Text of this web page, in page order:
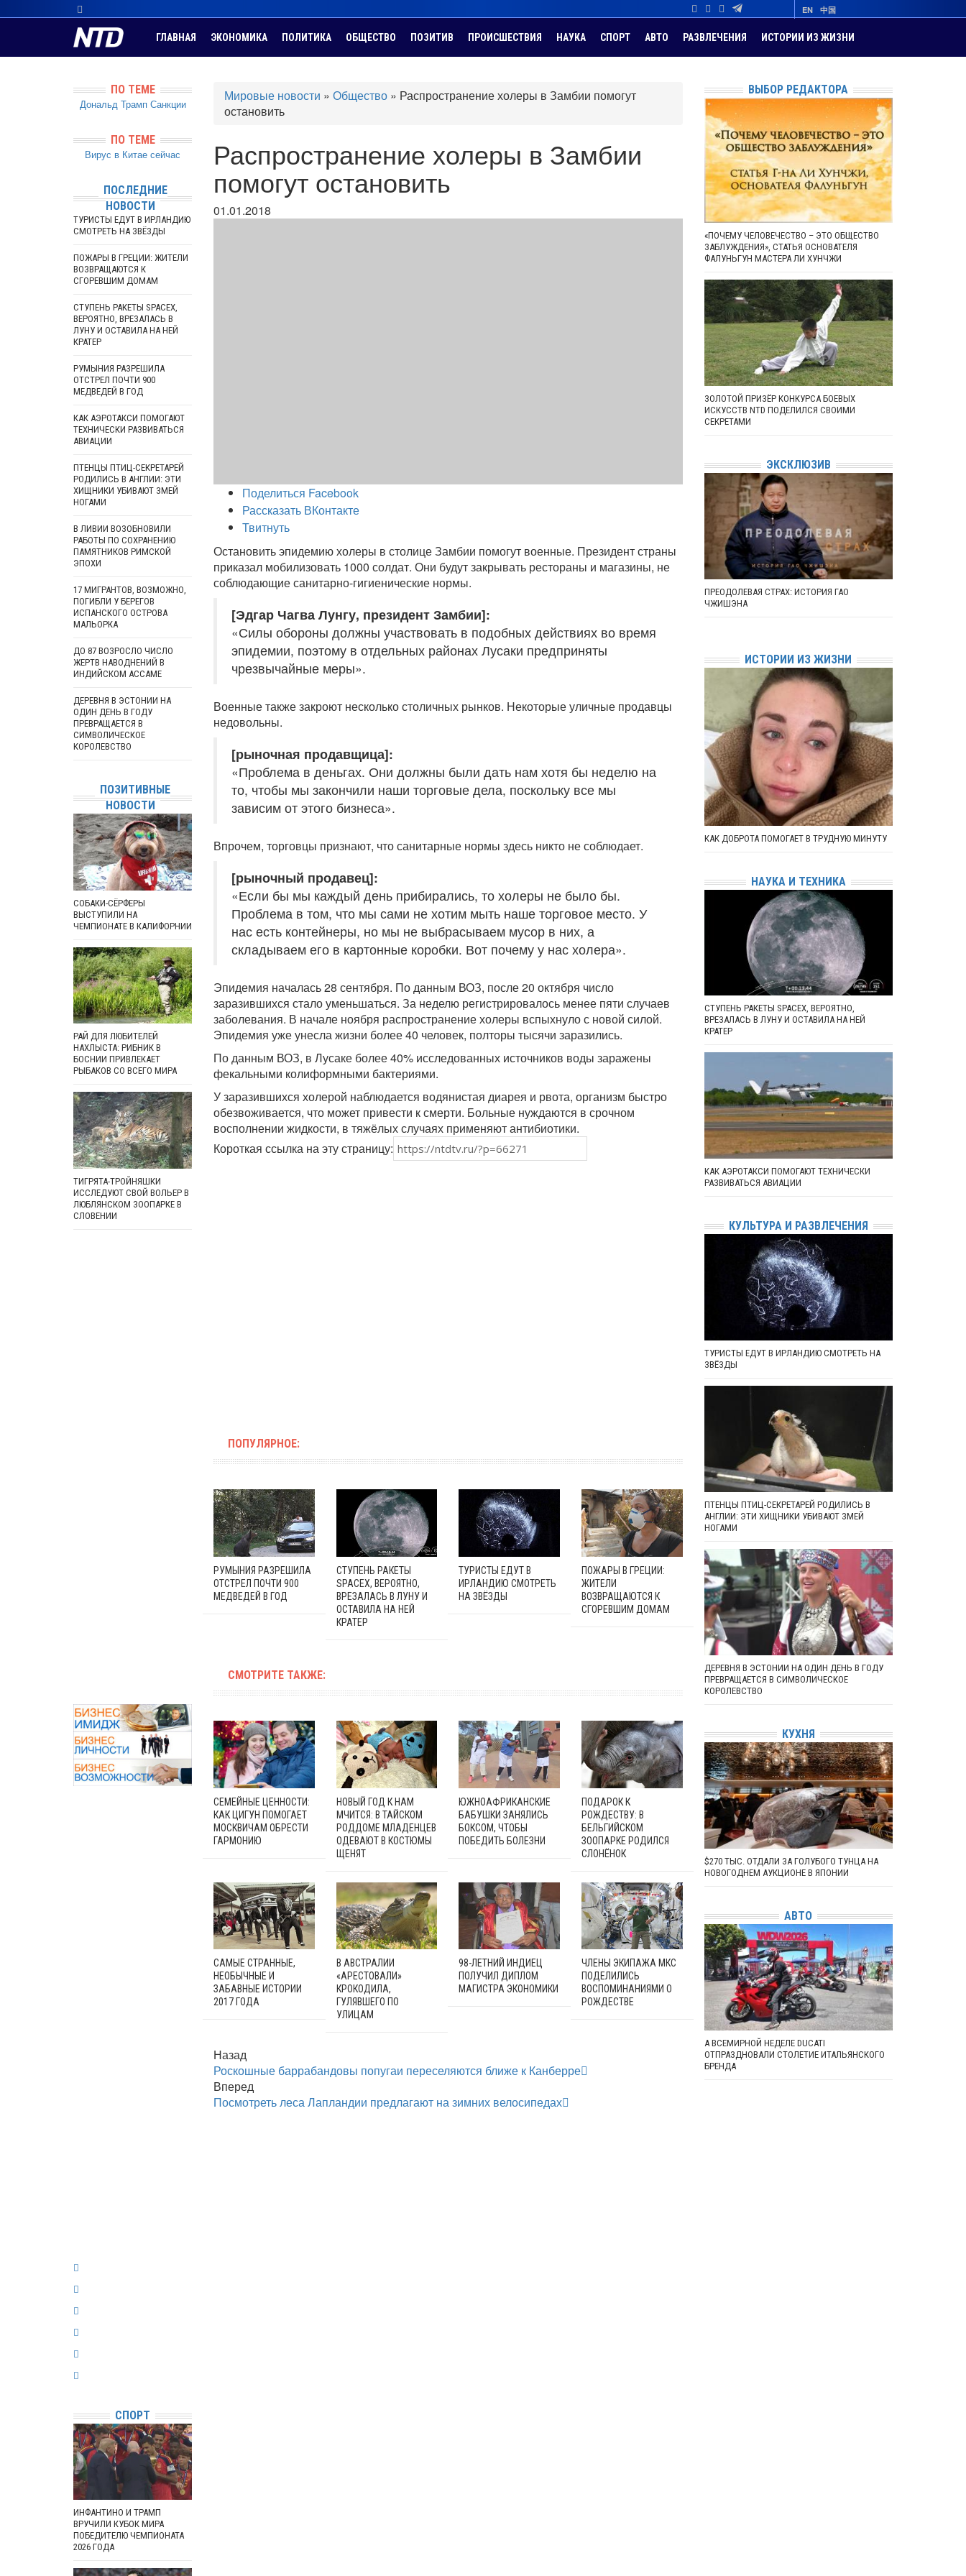
EN 中国
ГЛАВНАЯ ЭКОНОМИКА ПОЛИТИКА ОБЩЕСТВО ПОЗИТИВ ПРОИСШЕСТВИЯ НАУКА СПОРТ АВТО РАЗВЛЕЧЕНИЯ ИСТОРИИ ИЗ ЖИЗНИ
Мировые новости » Общество » Распространение холеры в Замбии помогут
остановить
Распространение холеры в Замбии
помогут остановить
01.01.2018
Поделиться Facebook
Рассказать ВКонтакте
Твитнуть
Остановить эпидемию холеры в столице Замбии помогут военные. Президент страны
приказал мобилизовать 1000 солдат. Они будут закрывать рестораны и магазины, не
соблюдающие санитарно-гигиенические нормы.
[Эдгар Чагва Лунгу, президент Замбии]:
«Силы обороны должны участвовать в подобных действиях во время
эпидемии, поэтому в отдельных районах Лусаки предприняты
чрезвычайные меры».
Военные также закроют несколько столичных рынков. Некоторые уличные продавцы
недовольны.
[рыночная продавщица]:
«Проблема в деньгах. Они должны были дать нам хотя бы неделю на
то, чтобы мы закончили наши торговые дела, поскольку все мы
зависим от этого бизнеса».
Впрочем, торговцы признают, что санитарные нормы здесь никто не соблюдает.
[рыночный продавец]:
«Если бы мы каждый день прибирались, то холеры не было бы.
Проблема в том, что мы сами не хотим мыть наше торговое место. У
нас есть контейнеры, но мы не выбрасываем мусор в них, а
складываем его в картонные коробки. Вот почему у нас холера».
Эпидемия началась 28 сентября. По данным ВОЗ, после 20 октября число
заразившихся стало уменьшаться. За неделю регистрировалось менее пяти случаев
заболевания. В начале ноября распространение холеры вспыхнуло с новой силой.
Эпидемия уже унесла жизни более 40 человек, полторы тысячи заразились.
По данным ВОЗ, в Лусаке более 40% исследованных источников воды заражены
фекальными колиформными бактериями.
У заразившихся холерой наблюдается водянистая диарея и рвота, организм быстро
обезвоживается, что может привести к смерти. Больные нуждаются в срочном
восполнении жидкости, в тяжёлых случаях применяют антибиотики.
Короткая ссылка на эту страницу:
ПОПУЛЯРНОЕ:
РУМЫНИЯ РАЗРЕШИЛА
ОТСТРЕЛ ПОЧТИ 900
МЕДВЕДЕЙ В ГОД
СТУПЕНЬ РАКЕТЫ
SPACEX, ВЕРОЯТНО,
ВРЕЗАЛАСЬ В ЛУНУ И
ОСТАВИЛА НА НЕЙ
КРАТЕР
ТУРИСТЫ ЕДУТ В
ИРЛАНДИЮ СМОТРЕТЬ
НА ЗВЁЗДЫ
ПОЖАРЫ В ГРЕЦИИ:
ЖИТЕЛИ
ВОЗВРАЩАЮТСЯ К
СГОРЕВШИМ ДОМАМ
СМОТРИТЕ ТАКЖЕ:
СЕМЕЙНЫЕ ЦЕННОСТИ:
КАК ЦИГУН ПОМОГАЕТ
МОСКВИЧАМ ОБРЕСТИ
ГАРМОНИЮ
НОВЫЙ ГОД К НАМ
МЧИТСЯ: В ТАЙСКОМ
РОДДОМЕ МЛАДЕНЦЕВ
ОДЕВАЮТ В КОСТЮМЫ
ЩЕНЯТ
ЮЖНОАФРИКАНСКИЕ
БАБУШКИ ЗАНЯЛИСЬ
БОКСОМ, ЧТОБЫ
ПОБЕДИТЬ БОЛЕЗНИ
ПОДАРОК К
РОЖДЕСТВУ: В
БЕЛЬГИЙСКОМ
ЗООПАРКЕ РОДИЛСЯ
СЛОНЁНОК
САМЫЕ СТРАННЫЕ,
НЕОБЫЧНЫЕ И
ЗАБАВНЫЕ ИСТОРИИ
2017 ГОДА
В АВСТРАЛИИ
«АРЕСТОВАЛИ»
КРОКОДИЛА,
ГУЛЯВШЕГО ПО
УЛИЦАМ
98-ЛЕТНИЙ ИНДИЕЦ
ПОЛУЧИЛ ДИПЛОМ
МАГИСТРА ЭКОНОМИКИ
ЧЛЕНЫ ЭКИПАЖА МКС
ПОДЕЛИЛИСЬ
ВОСПОМИНАНИЯМИ О
РОЖДЕСТВЕ
Назад
Роскошные баррабандовы попугаи переселяются ближе к Канберре
Вперед
Посмотреть леса Лапландии предлагают на зимних велосипедах
ПО ТЕМЕ
Дональд Трамп Санкции
ПО ТЕМЕ
Вирус в Китае сейчас
ПОСЛЕДНИЕ
НОВОСТИ
ТУРИСТЫ ЕДУТ В ИРЛАНДИЮ
СМОТРЕТЬ НА ЗВЁЗДЫ
ПОЖАРЫ В ГРЕЦИИ: ЖИТЕЛИ
ВОЗВРАЩАЮТСЯ К
СГОРЕВШИМ ДОМАМ
СТУПЕНЬ РАКЕТЫ SPACEX,
ВЕРОЯТНО, ВРЕЗАЛАСЬ В
ЛУНУ И ОСТАВИЛА НА НЕЙ
КРАТЕР
РУМЫНИЯ РАЗРЕШИЛА
ОТСТРЕЛ ПОЧТИ 900
МЕДВЕДЕЙ В ГОД
КАК АЭРОТАКСИ ПОМОГАЮТ
ТЕХНИЧЕСКИ РАЗВИВАТЬСЯ
АВИАЦИИ
ПТЕНЦЫ ПТИЦ-СЕКРЕТАРЕЙ
РОДИЛИСЬ В АНГЛИИ: ЭТИ
ХИЩНИКИ УБИВАЮТ ЗМЕЙ
НОГАМИ
В ЛИВИИ ВОЗОБНОВИЛИ
РАБОТЫ ПО СОХРАНЕНИЮ
ПАМЯТНИКОВ РИМСКОЙ
ЭПОХИ
17 МИГРАНТОВ, ВОЗМОЖНО,
ПОГИБЛИ У БЕРЕГОВ
ИСПАНСКОГО ОСТРОВА
МАЛЬОРКА
ДО 87 ВОЗРОСЛО ЧИСЛО
ЖЕРТВ НАВОДНЕНИЙ В
ИНДИЙСКОМ АССАМЕ
ДЕРЕВНЯ В ЭСТОНИИ НА
ОДИН ДЕНЬ В ГОДУ
ПРЕВРАЩАЕТСЯ В
СИМВОЛИЧЕСКОЕ
КОРОЛЕВСТВО
ПОЗИТИВНЫЕ
НОВОСТИ
СОБАКИ-СЁРФЕРЫ
ВЫСТУПИЛИ НА
ЧЕМПИОНАТЕ В КАЛИФОРНИИ
РАЙ ДЛЯ ЛЮБИТЕЛЕЙ
НАХЛЫСТА: РИБНИК В
БОСНИИ ПРИВЛЕКАЕТ
РЫБАКОВ СО ВСЕГО МИРА
ТИГРЯТА-ТРОЙНЯШКИ
ИССЛЕДУЮТ СВОЙ ВОЛЬЕР В
ЛЮБЛЯНСКОМ ЗООПАРКЕ В
СЛОВЕНИИ
СПОРТ
ИНФАНТИНО И ТРАМП
ВРУЧИЛИ КУБОК МИРА
ПОБЕДИТЕЛЮ ЧЕМПИОНАТА
2026 ГОДА
ВЫБОР РЕДАКТОРА
«ПОЧЕМУ ЧЕЛОВЕЧЕСТВО – ЭТО ОБЩЕСТВО
ЗАБЛУЖДЕНИЯ», СТАТЬЯ ОСНОВАТЕЛЯ
ФАЛУНЬГУН МАСТЕРА ЛИ ХУНЧЖИ
ЗОЛОТОЙ ПРИЗЁР КОНКУРСА БОЕВЫХ
ИСКУССТВ NTD ПОДЕЛИЛСЯ СВОИМИ
СЕКРЕТАМИ
ЭКСКЛЮЗИВ
ПРЕОДОЛЕВАЯ СТРАХ: ИСТОРИЯ ГАО
ЧЖИШЭНА
ИСТОРИИ ИЗ ЖИЗНИ
КАК ДОБРОТА ПОМОГАЕТ В ТРУДНУЮ МИНУТУ
НАУКА И ТЕХНИКА
СТУПЕНЬ РАКЕТЫ SPACEX, ВЕРОЯТНО,
ВРЕЗАЛАСЬ В ЛУНУ И ОСТАВИЛА НА НЕЙ
КРАТЕР
КАК АЭРОТАКСИ ПОМОГАЮТ ТЕХНИЧЕСКИ
РАЗВИВАТЬСЯ АВИАЦИИ
КУЛЬТУРА И РАЗВЛЕЧЕНИЯ
ТУРИСТЫ ЕДУТ В ИРЛАНДИЮ СМОТРЕТЬ НА
ЗВЁЗДЫ
ПТЕНЦЫ ПТИЦ-СЕКРЕТАРЕЙ РОДИЛИСЬ В
АНГЛИИ: ЭТИ ХИЩНИКИ УБИВАЮТ ЗМЕЙ
НОГАМИ
ДЕРЕВНЯ В ЭСТОНИИ НА ОДИН ДЕНЬ В ГОДУ
ПРЕВРАЩАЕТСЯ В СИМВОЛИЧЕСКОЕ
КОРОЛЕВСТВО
КУХНЯ
$270 ТЫС. ОТДАЛИ ЗА ГОЛУБОГО ТУНЦА НА
НОВОГОДНЕМ АУКЦИОНЕ В ЯПОНИИ
АВТО
А ВСЕМИРНОЙ НЕДЕЛЕ DUCATI
ОТПРАЗДНОВАЛИ СТОЛЕТИЕ ИТАЛЬЯНСКОГО
БРЕНДА